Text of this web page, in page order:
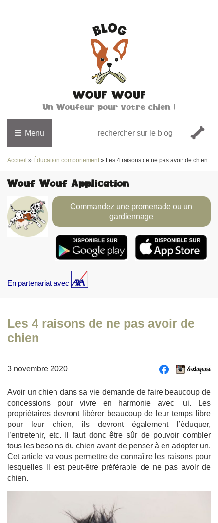
Un Woufeur pour votre chien !
Menu
Accueil » Éducation comportement » Les 4 raisons de ne pas avoir de chien
Wouf Wouf Application
Commandez une promenade ou un
gardiennage
En partenariat avec
Les 4 raisons de ne pas avoir de
chien
3 novembre 2020
Avoir un chien dans sa vie demande de faire beaucoup de
concessions pour vivre en harmonie avec lui. Les
propriétaires devront libérer beaucoup de leur temps libre
pour leur chien, ils devront également l’éduquer,
l’entretenir, etc. Il faut donc être sûr de pouvoir combler
tous les besoins du chien avant de penser à en adopter un.
Cet article va vous permettre de connaître les raisons pour
lesquelles il est peut-être préférable de ne pas avoir de
chien.